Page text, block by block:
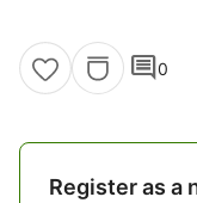
comment0
Register as a